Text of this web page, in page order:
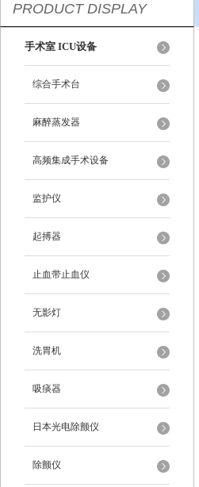
PRODUCT DISPLAY
手术室 ICU设备
综合手术台
麻醉蒸发器
高频集成手术设备
监护仪
起搏器
止血带止血仪
无影灯
洗胃机
吸痰器
日本光电除颤仪
除颤仪